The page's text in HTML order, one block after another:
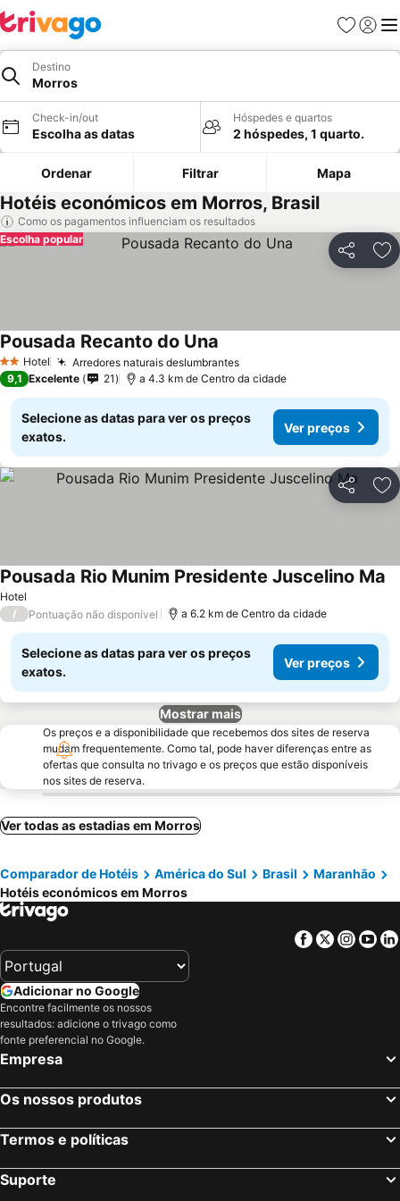
Favoritos
Iniciar
Destino
Morros
Check-in/out
Escolha as datas
Hóspedes e quartos
2 hóspedes, 1 quarto.
Ordenar Filtrar Mapa
Hotéis económicos em Morros, Brasil
Como os pagamentos influenciam os resultados
Partilhar
Escolha popular
2 Estrelas
Hotel Arredores naturais deslumbrantes
Pousada Recanto do Una
9,1 Excelente 21 a 4.3 km de Centro da cidade
Selecione as datas para ver os preços
exatos.
Ver preços
Partilhar
Hotel
Pousada Rio Munim Presidente Juscelino Ma
/ Pontuação não disponível a 6.2 km de Centro da cidade
Selecione as datas para ver os preços
exatos.
Ver preços
Mostrar mais
Os preços e a disponibilidade que recebemos dos sites de reserva
mudam frequentemente. Como tal, pode haver diferenças entre as
ofertas que consulta no trivago e os preços que estão disponíveis
nos sites de reserva.
Ver todas as estadias em Morros
Comparador de Hotéis América do Sul Brasil
Maranhão
Hotéis económicos em Morros
Facebook
Twitter
Adicionar no Google
Encontre facilmente os nossos
resultados: adicione o trivago como
fonte preferencial no Google.
Empresa
Os nossos produtos
Termos e políticas
Suporte